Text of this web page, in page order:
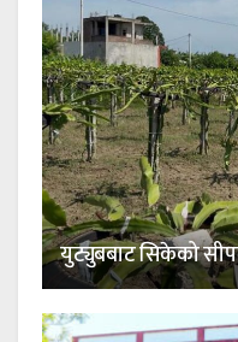
युट्युबबाट सिकेको